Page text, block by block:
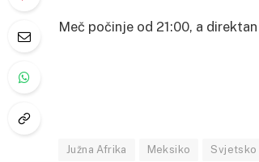
Meč počinje od 21:00, a
Južna Afrika Meksiko